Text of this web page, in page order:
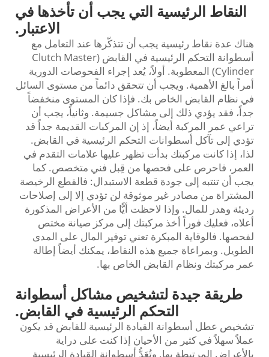
النقاط الرئيسية التي يجب أن تأخذها في
الاعتبار.
هناك عدة نقاط رئيسية يجب أن تتذكّرها عند التعامل مع
أسطوانة التحكم الرئيسية في القابض (Clutch Master
Cylinder) المعطوبة. أولاً، يُعد إجراء الفحوصات الدورية
أمراً بالغ الأهمية. ويجب أن تتحقق دائماً من مستوى السائل
في نظام القابض الخاص بك. فإذا كان المستوى منخفضاً
جداً، فقد يؤدي ذلك إلى مشاكل جسيمة. وثانياً، يجب أن
تراعي عمر المركبة أيضاً، إذ إن المركبات القديمة جداً قد
تؤدي إلى تآكل أسطوانات التحكم الرئيسية في القابض.
لذا، إذا كانت مركبتك بدأت تظهر عليها علامات التقدم في
العمر، فاحرص على فحصها من قِبل فني متخصص. كما
يجب أن تنتبه إلى جودة قطعة الاستبدال: فالقطع الرخيصة
المشتراة من مصادر غير موثوقة لن تؤدي إلا إلى إصلاحات
رديئة وهدر للمال. وإذا لاحظت أيًّا من الأعراض المذكورة
أعلاه، فعليك فوراً أخذ مركبتك إلى مركز صيانة مختص
لفحصها. فالوقاية المبكرة تعني توفير المال على المدى
الطويل. وبمراعاة جميع هذه النقاط، يمكنك أيضاً إطالة
عمر مركبتك ونظام القابض الخاص بها.
طريقة جيدة لتشخيص مشاكل أسطوانة
التحكم الرئيسية في القابض.
تشخيص عطل أسطوانة القيادة الرئيسية للقابض قد يكون
عملاً سهلاً في كثير من الأحيان إذا كنت على دراية
بالأعراض المرتبطة بها. وتُعَدُّ أسطوانة القيادة الرئيسية